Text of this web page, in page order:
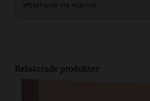
efterhand via Klarna!
Relaterade produkter